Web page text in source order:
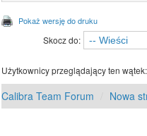
Pokaż wersję do druku
Skocz do:
Użytkownicy przeglądający ten
Calibra Team Forum Nowa